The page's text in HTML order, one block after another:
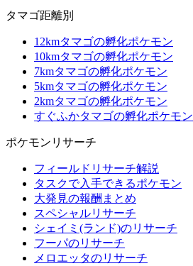
タマゴ距離別
12kmタマゴの孵化ポケモン
10kmタマゴの孵化ポケモン
7kmタマゴの孵化ポケモン
5kmタマゴの孵化ポケモン
2kmタマゴの孵化ポケモン
すぐふかタマゴの孵化ポケモン
ポケモンリサーチ
フィールドリサーチ解説
タスクで入手できるポケモン
大発見の報酬まとめ
スペシャルリサーチ
シェイミ(ランド)のリサーチ
フーパのリサーチ
メロエッタのリサーチ